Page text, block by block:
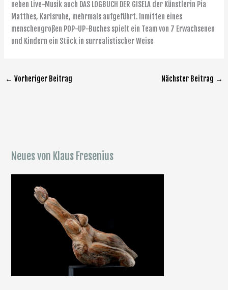
neben Live-Musik auch DAS LOGBUCH DER GISELA der Künstlerin Pia
Matthes, Karlsruhe, mehrmals aufgeführt. Inmitten eines
menschengroßen POP-UP-Buches spielt ein Team von 7 Erwachsenen
und Kindern ein Stück in surrealistischer Weise
← Vorheriger Beitrag Nächster Beitrag →
Neues von Klaus Fresenius